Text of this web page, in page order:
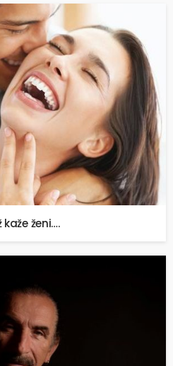
kaže ženi….